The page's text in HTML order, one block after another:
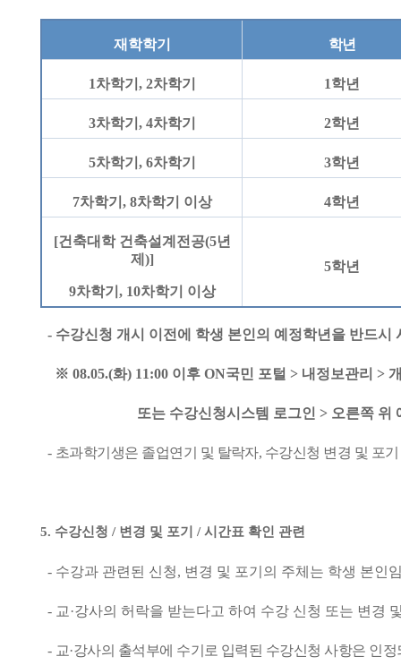
재학학기 학년
1차학기 , 2차학기 1학년
3차학기 , 4차학기 2학년
5차학기 , 6차학기 3학년
7차학기 , 8차학기 이상 4학년
[건축대학 건축설계전공(5년
제 )]
9차학기 , 10차학기 이상
5학년
- 수강신청 개시 이전에 학생 본인의 예정학년을 반드시
※ 08.05.(화) 11:00 이후 ON국민 포털 > 내정보관리 >
또는 수강신청시스템 로그인 > 오른쪽 위
- 초과학기생은 졸업연기 및 탈락자, 수강신청 변경 및 포
5. 수강신청 / 변경 및 포기 /시간표 확인 관련
- 수강과 관련된 신청, 변경 및 포기의 주체는 학생 본인
- 교 ·강사의 허락을 받는다고 하여 수강 신청 또는 변경
- 교·강사의 출석부에 수기로 입력된 수강신청 사항은 인정